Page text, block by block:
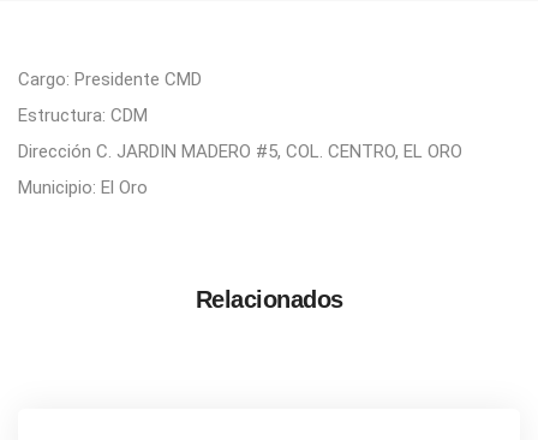
Cargo: Presidente CMD
Estructura: CDM
Dirección C. JARDIN MADERO #5, COL. CENTRO, EL ORO
Municipio: El Oro
Relacionados